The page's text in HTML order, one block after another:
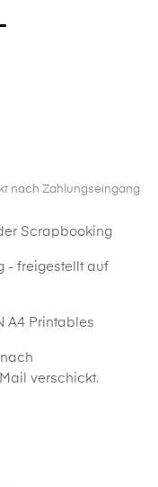
nach Zahlungseingang
Scrapbooking
- freigestellt auf
A4 Printables
verschickt.